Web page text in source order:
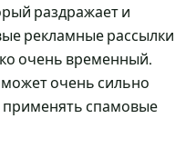
раздражает и
рекламные рассылки
очень временный.
очень сильно
применять спамовые